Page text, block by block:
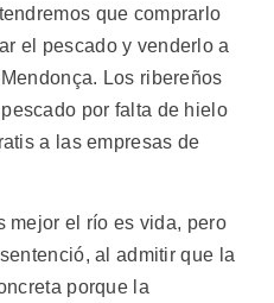
que comprarlo
el pescado y venderlo a
Los ribereños
por falta de hielo
a las empresas de
mejor el río es vida, pero
al admitir que la
porque la